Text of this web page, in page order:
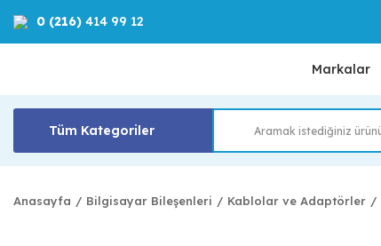
0 (216) 414 99 12
Markalar
Tüm Kategoriler
Anasayfa Bilgisayar Bileşenleri Kablolar ve Adaptörler